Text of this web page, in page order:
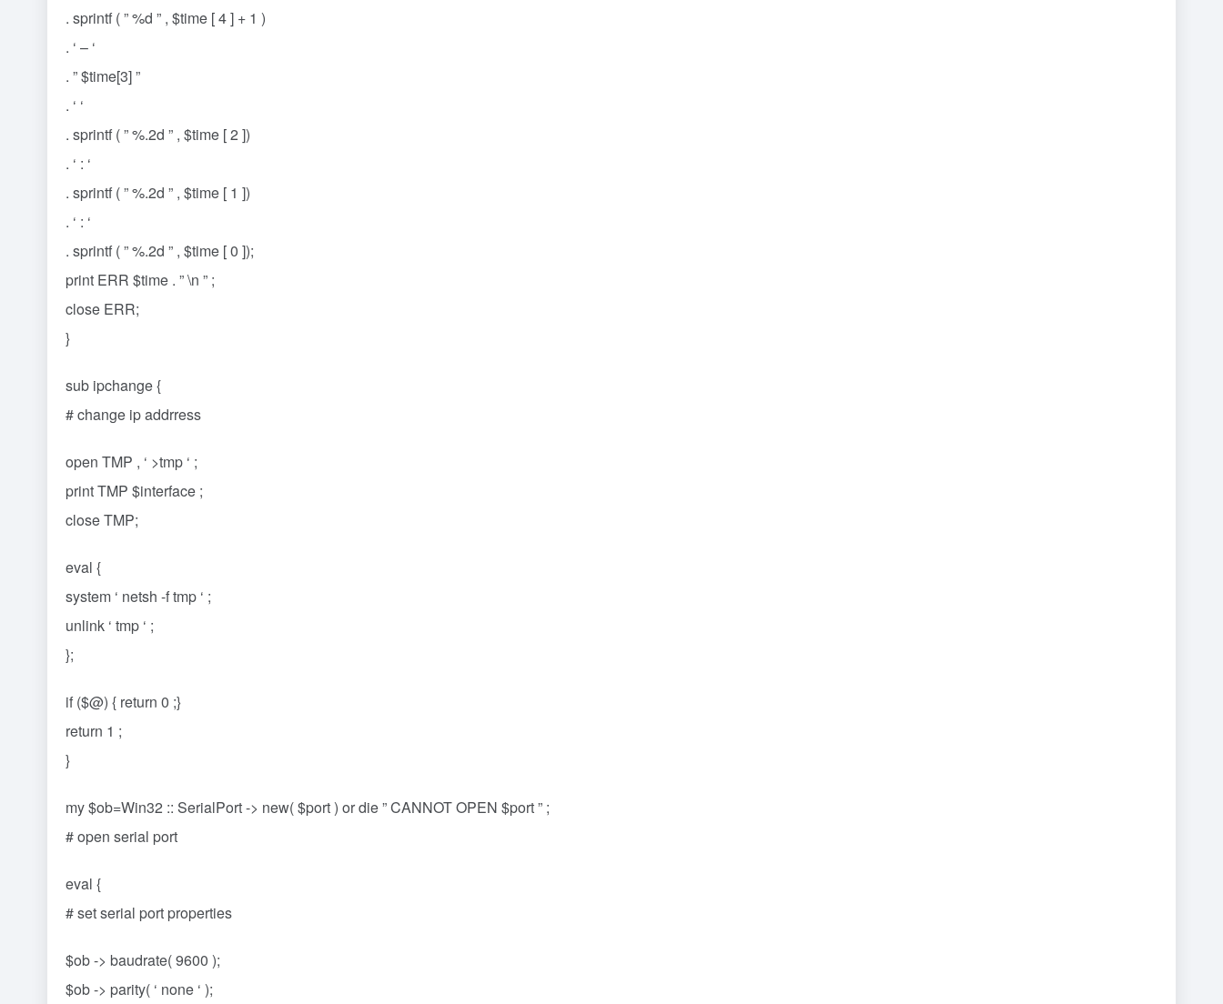
. sprintf ( ” %d ” , $time [ 4 ] + 1 )
. ‘ – ‘
. ” $time[3] ”
. ‘ ‘
. sprintf ( ” %.2d ” , $time [ 2 ])
. ‘ : ‘
. sprintf ( ” %.2d ” , $time [ 1 ])
. ‘ : ‘
. sprintf ( ” %.2d ” , $time [ 0 ]);
print ERR $time . ” \n ” ;
close ERR;
}
sub ipchange {
# change ip addrress
open TMP , ‘ >tmp ‘ ;
print TMP $interface ;
close TMP;
eval {
system ‘ netsh -f tmp ‘ ;
unlink ‘ tmp ‘ ;
};
if ($@) { return 0 ;}
return 1 ;
}
my $ob=Win32 :: SerialPort -> new( $port ) or die ” CANNOT OPEN $port ” ;
# open serial port
eval {
# set serial port properties
$ob -> baudrate( 9600 );
$ob -> parity( ‘ none ‘ );